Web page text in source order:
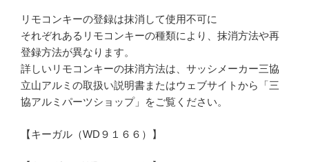
リモコンキーの登録は抹消して使用不可に
それぞれあるリモコンキーの種類により、抹消方法や再
登録方法が異なります。
詳しいリモコンキーの抹消方法は、サッシメーカー三協
立山アルミの取扱い説明書またはウェブサイトから「三
協アルミパーツショップ」をご覧ください。
【キーガル（WD９１６６）】